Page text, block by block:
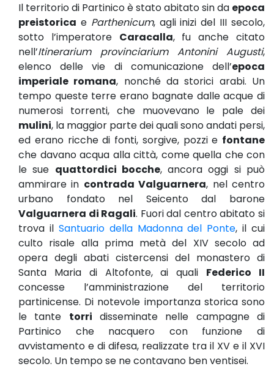
Il territorio di Partinico è stato abitato sin da epoca
preistorica e Parthenicum, agli inizi del III secolo,
sotto l’imperatore Caracalla, fu anche citato
nell’Itinerarium provinciarium Antonini Augusti,
elenco delle vie di comunicazione dell’epoca
imperiale romana, nonché da storici arabi. Un
tempo queste terre erano bagnate dalle acque di
numerosi torrenti, che muovevano le pale dei
mulini, la maggior parte dei quali sono andati persi,
ed erano ricche di fonti, sorgive, pozzi e fontane
che davano acqua alla città, come quella che con
le sue quattordici bocche, ancora oggi si può
ammirare in contrada Valguarnera, nel centro
urbano fondato nel Seicento dal barone
Valguarnera di Ragali. Fuori dal centro abitato si
trova il Santuario della Madonna del Ponte, il cui
culto risale alla prima metà del XIV secolo ad
opera degli abati cistercensi del monastero di
Santa Maria di Altofonte, ai quali Federico II
concesse l’amministrazione del territorio
partinicense. Di notevole importanza storica sono
le tante torri disseminate nelle campagne di
Partinico che nacquero con funzione di
avvistamento e di difesa, realizzate tra il XV e il XVI
secolo. Un tempo se ne contavano ben ventisei.